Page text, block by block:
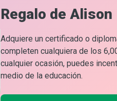
Regalo de Alison
Adquiere un certificado o
completen cualquiera de los
cualquier ocasión, puedes
medio de la educación.